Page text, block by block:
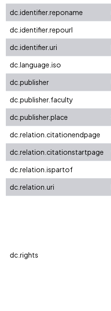
dc.identifier.reponame
dc.identifier.repourl
dc.identifier.uri
dc.language.iso
dc.publisher
dc.publisher.faculty
dc.publisher.place
dc.relation.citationendpage
dc.relation.citationstartpage
dc.relation.ispartof
dc.relation.uri
dc.rights